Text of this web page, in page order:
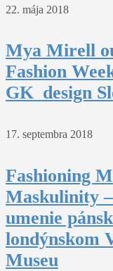
22. mája 2018
Mya Mirell
Fashion
GK_design
17. septembra 2018
Fashioning
Maskulinity
umenie
londýnskom
Museu